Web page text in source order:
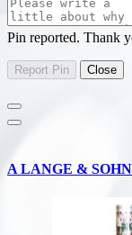
Pin reported. Thank
A LANGE &